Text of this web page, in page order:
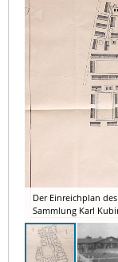
Der Einreichplan
Sammlung Karl